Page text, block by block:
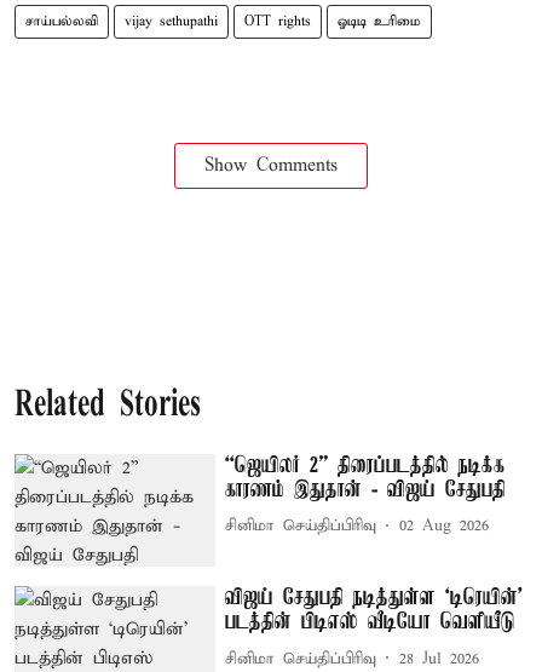
சாய்பல்லவி vijay sethupathi OTT rights ஓடிடி உரிமை
Show Comments
Related Stories
“ஜெயிலர் 2” திரைப்படத்தில் நடிக்க
காரணம் இதுதான் - விஜய் சேதுபதி
சினிமா செய்திப்பிரிவு 02 Aug 2026
விஜய் சேதுபதி நடித்துள்ள `டிரெயின்'
படத்தின் பிடிஎஸ் வீடியோ வெளியீடு
சினிமா செய்திப்பிரிவு 28 Jul 2026